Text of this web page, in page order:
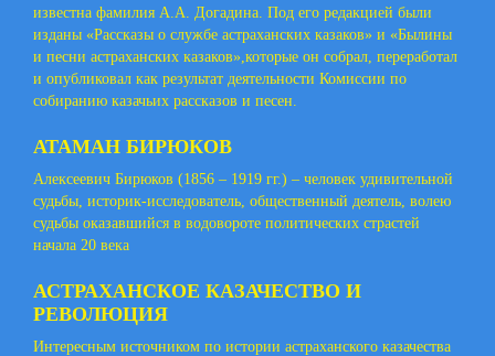
известна фамилия А.А. Догадина. Под его редакцией были
изданы «Рассказы о службе астраханских казаков» и «Былины
и песни астраханских казаков»,которые он собрал, переработал
и опубликовал как результат деятельности Комиссии по
собиранию казачьих рассказов и песен.
АТАМАН БИРЮКОВ
Алексеевич Бирюков (1856 – 1919 гг.) – человек удивительной
судьбы, историк-исследователь, общественный деятель, волею
судьбы оказавшийся в водовороте политических страстей
начала 20 века
АСТРАХАНСКОЕ КАЗАЧЕСТВО И
РЕВОЛЮЦИЯ
Интересным источником по истории астраханского казачества